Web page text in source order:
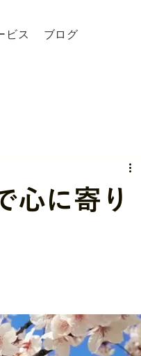
ビス ブログ
心に寄り